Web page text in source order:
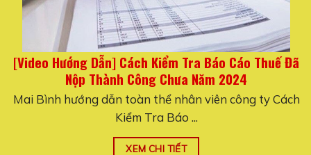
[Video Hướng Dẫn] Cách Kiểm Tra Báo Cáo Thuế Đã
Nộp Thành Công Chưa Năm 2024
Mai Bình hướng dẫn toàn thể nhân viên công ty Cách
Kiểm Tra Báo ...
XEM CHI TIẾT